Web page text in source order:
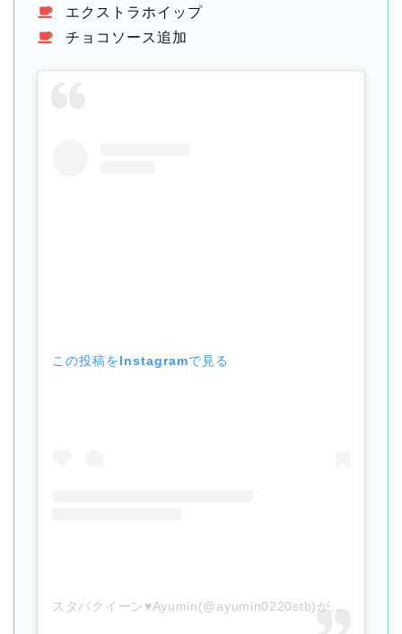
エクストラホイップ
チョコソース追加
この投稿をInstagramで見る